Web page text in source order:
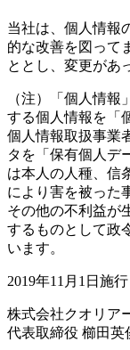
当社は、個人情報
的な改善を図って
ととし、変更があ
（注）「個人情
する個人情報を「
個人情報取扱事業
タを「保有個人デ
は本人の人種、信
により害を被った
その他の不利益が
するものとして政
います。
2019年11月1日施行
株式会社クオリア
代表取締役 櫛田英